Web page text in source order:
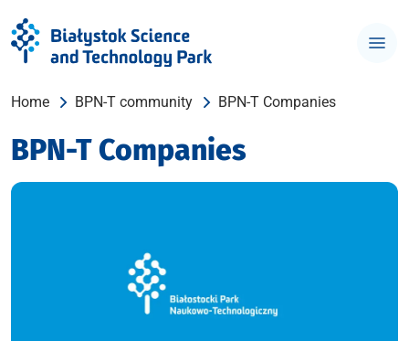
Home BPN-T community BPN-T Companies
BPN-T Companies